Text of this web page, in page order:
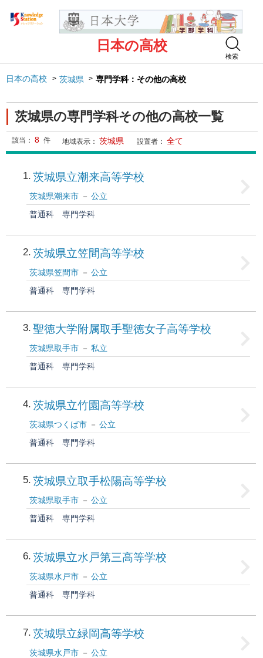
日本の高校
検索
日本の高校 茨城県 専門学科：その他の高校
茨城県の専門学科その他の高校一覧
該当： 8 件 地域表示： 茨城県 設置者： 全て
1 茨城県立潮来高等学校
茨城県潮来市
公立
普通科
専門学科
2 茨城県立笠間高等学校
茨城県笠間市
公立
普通科
専門学科
3 聖徳大学附属取手聖徳女子高等学校
茨城県取手市
私立
普通科
専門学科
4 茨城県立竹園高等学校
茨城県つくば市
公立
普通科
専門学科
5 茨城県立取手松陽高等学校
茨城県取手市
公立
普通科
専門学科
6 茨城県立水戸第三高等学校
茨城県水戸市
公立
普通科
専門学科
7 茨城県立緑岡高等学校
茨城県水戸市
公立